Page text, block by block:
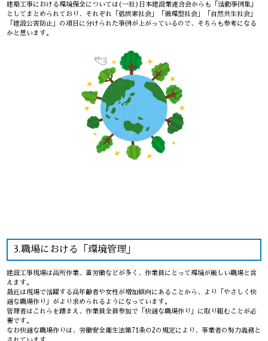
建築工事における環境保全については(一社)日本建設業連合会からも「活動事例集」
としてまとめられており、それぞれ「低炭素社会」「循環型社会」「自然共生社会」
「建設公害防止」の項目に分けられた事例が上がっているので、そちらも参考になる
かと思います。
3.職場における「環境管理」
建設工事現場は高所作業、重労働などが多く、作業員にとって環境が厳しい職場と言
えます。
最近は現場で活躍する高年齢者や女性が増加傾向にあることから、より「やさしく快
適な職場作り」がより求められるようになっています。
管理者はこれらを踏まえ、作業員全員参加で「快適な職場作り」に取り組むことが必
要です。
なお快適な職場作りは、労働安全衛生法第71条の2の規定により、事業者の努力義務と